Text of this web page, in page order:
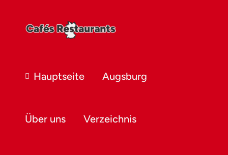
Hauptseite Augsburg
Über uns Verzeichnis